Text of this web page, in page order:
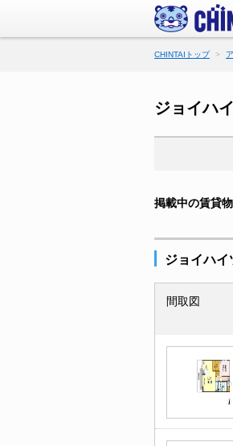
CHINTAIトップ
ジョイハ
掲載中の賃貸
ジョイハイ
間取図